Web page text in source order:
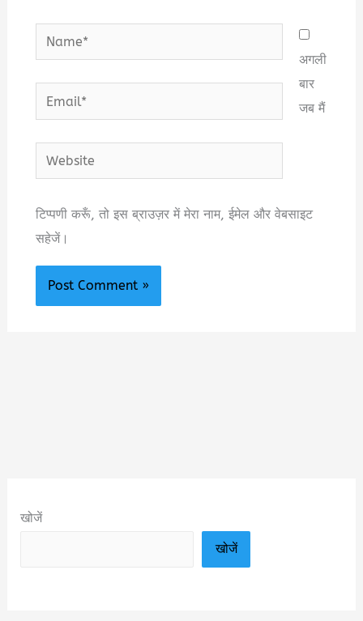
Name*
Email*
Website
अगली
बार
जब मैं
टिप्पणी करूँ, तो इस ब्राउज़र में मेरा नाम, ईमेल और वेबसाइट
सहेजें।
खोजें
खोजें